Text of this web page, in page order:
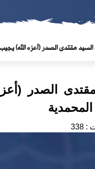
السيد مقتدى الصدر (أعزه الله)
مقتدى الصدر